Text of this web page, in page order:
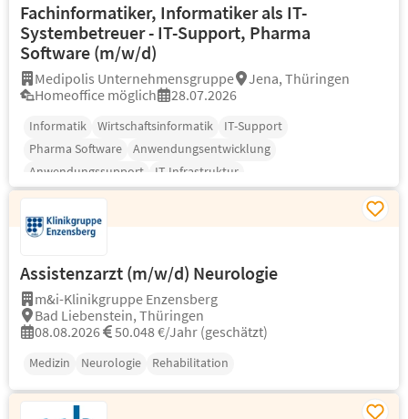
Fachinformatiker, Informatiker als IT-
Systembetreuer - IT-Support, Pharma
Software (m/w/d)
Medipolis Unternehmensgruppe
Jena, Thüringen
Homeoffice möglich
28.07.2026
Informatik Wirtschaftsinformatik
IT-Support
Pharma Software
Anwendungsentwicklung
Anwendungssupport
IT-Infrastruktur
Assistenzarzt (m/w/d) Neurologie
m&i-Klinikgruppe Enzensberg
Bad Liebenstein, Thüringen
08.08.2026
50.048 €/Jahr (geschätzt)
Medizin Neurologie Rehabilitation